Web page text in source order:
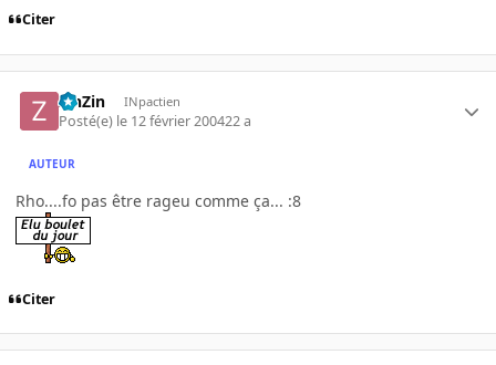
Citer
ZinZin INpactien
Posté(e) le 12 février 200422 a
AUTEUR
Rho....fo pas être rageu comme ça... :8
Citer